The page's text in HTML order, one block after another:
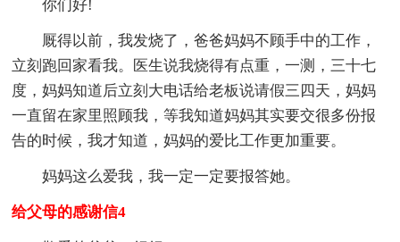
你们好!
厩得以前，我发烧了，爸爸妈妈不顾手中的工作，
立刻跑回家看我。医生说我烧得有点重，一测，三十七
度，妈妈知道后立刻大电话给老板说请假三四天，妈妈
一直留在家里照顾我，等我知道妈妈其实要交很多份报
告的时候，我才知道，妈妈的爱比工作更加重要。
妈妈这么爱我，我一定一定要报答她。
给父母的感谢信4